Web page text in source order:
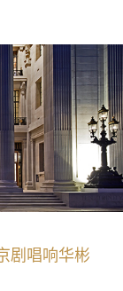
剧唱响华彬